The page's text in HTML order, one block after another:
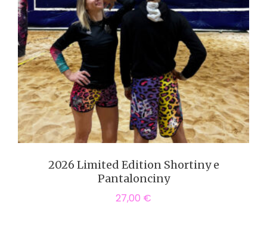
2026 Limited Edition Shortiny e
Pantalonciny
27,00 €